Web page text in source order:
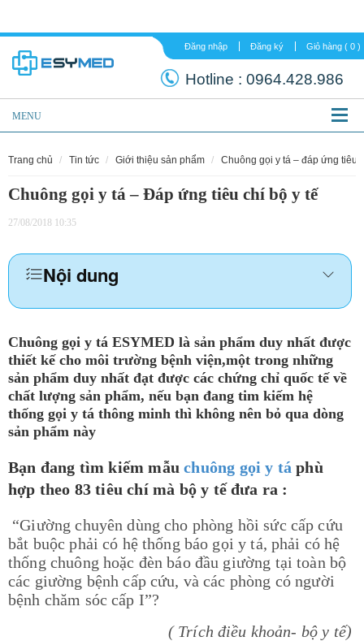
Đăng nhập Đăng ký
Hotline :
MENU
trang chủ tin tức giới thiệu sản phẩm chuông gọi y tá – đáp ứng tiêu
Chuông gọi y tá – Đáp ứng tiêu chí bộ y tế
27/08/2018 10:35
Nội dung
Chuông gọi y tá ESYMED là sản phẩm duy nhất được
thiết kế cho môi trường bệnh viện,một trong những
sản phẩm duy nhất đạt được các chứng chỉ quốc tế về
chất lượng sản phẩm, nếu bạn đang tim kiếm hệ
thống gọi y tá thông minh thì không nên bỏ qua dòng
sản phẩm này
Bạn đang tìm kiếm mẫuchuông gọi y tá phù
hợp theo 83 tiêu chí mà bộ y tế đưa ra :
“Giường chuyên dùng cho phòng hồi sức cấp cứu
bắt buộc phải có hệ thống báo gọi y tá, phải có hệ
thống chuông hoặc đèn báo đầu giường tại toàn bộ
các giường bệnh cấp cứu, và các phòng có người
bệnh chăm sóc cấp I”?
( Trích điều khoản- bộ y tế)